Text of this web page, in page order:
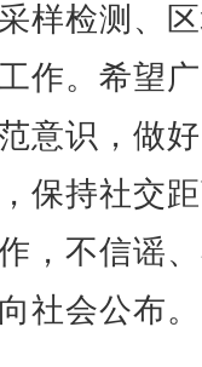
样检测、
作。希望
意识，做
保持社交
，不信谣
社会公布。